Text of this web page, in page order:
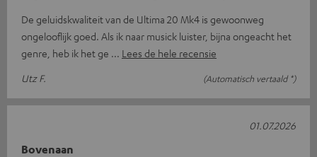
De geluidskwaliteit van de Ultima 20 Mk4 is gewoonweg
ongelooflijk goed. Als ik naar musick luister, bijna ongeacht het
genre, heb ik het ge
Lees de hele recensie
Utz F.
(Automatisch vertaald *)
Bovenaan
01.07.2026